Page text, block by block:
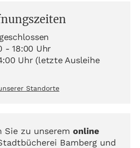
geschlossen
- 18:00 Uhr
Uhr (letzte Ausleihe
Standorte
Sie zu unserem online
Bamberg und